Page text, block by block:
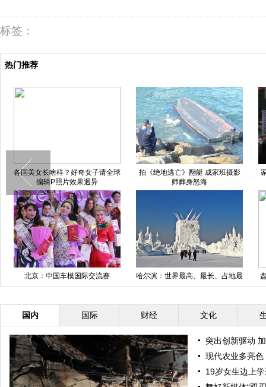
标签：
热门推荐
各国美女长啥样？好奇女子请全球
编辑P照片效果迥异
拍《绝地逃亡》翻艇 成家班摄影
师葬身怒海
北京：中国车模国际交流赛
哈尔滨：世界最高、最长、占地最
大的大型雪塑完工
国内 国际 财经 文化
突出创新驱动
现代农业多亮色
19岁女生边上